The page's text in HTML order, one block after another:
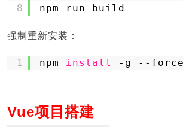
8
npm run build
强制重新安装：
1 npm install -g --
Vue项目搭建